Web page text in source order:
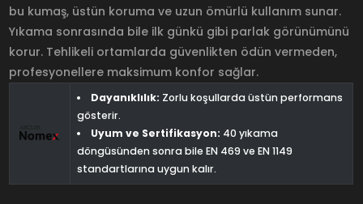
bu kumaş, üstün koruma ve uzun ömürlü kullanım sunar.
Yıkama sonrasında bile ilk günkü gibi parlak görünümünü
korur. Tehlikeli ortamlarda güvenlikten ödün vermeden,
profesyonellere maksimum konfor sağlar.
Dayanıklılık: Zorlu koşullarda üstün performans
gösterir.
Uyum ve Sertifikasyon: 40 yıkama
döngüsünden sonra bile EN 469 ve EN 1149
standartlarına uygun kalır.